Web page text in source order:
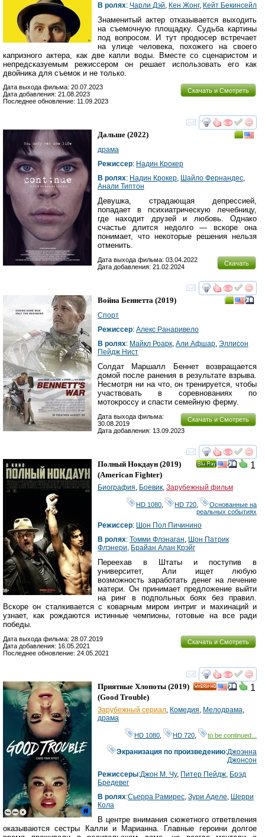
В ролях: Чарли Дэй Кен Жонг, Кейт Бекинсейл
Знаменитый актер отказывается выходить
на съемочную площадку. Судьба картины
под вопросом. И тут продюсер встречает
на улице человека, похожего на своего
капризного актера, как две капли воды. Вместе со сценаристом и
непредсказуемым режиссером он решает использовать его как
двойника для съемок и не только.
Скачать и Смотреть
Дата выхода фильма: 20.07.2023
Дата добавления: 21.08.2023
Последнее обновление: 11.09.2023
смотреть
Дальше (2022)
драма
Режиссер: Надин Крокер
В ролях: Надин Крокер, Шайло Фернандес,
Анали Типтон
Девушка, страдающая депрессией,
попадает в психиатрическую лечебницу,
где находит друзей и любовь. Однако
счастье длится недолго — вскоре она
понимает, что некоторые решения нельзя
отменить.
Скачать
Дата выхода фильма: 03.04.2022
Дата добавления: 21.02.2024
смотреть
Война Беннетта (2019)
Спорт
Режиссер: Алекс Ранаривело
В ролях: Майкл Роарк, Али Афшар, Эллисон
Пейдж Нист
Солдат Маршалл Беннет возвращается
домой после ранения в результате взрыва.
Несмотря ни на что, он тренируется, чтобы
участвовать в соревнованиях по
мотокроссу и спасти семейную ферму.
Скачать и Смотреть
Дата выхода фильма:
30.08.2019
Дата добавления: 13.09.2023
смотреть
1
Полный Нокдаун (2019)
(American Fighter)
Биография, Боевик, Зарубежный фильм
HD 1080 HD 720
Основанные на
реальных событиях
Режиссер: Шон Пол Пичинино
В ролях: Томми Флэнаган, Шон Патрик
Флэнери, Брайан Алан Крэйг
Переехав в Штаты и поступив в
университет, Али ищет любую
возможность заработать денег на лечение
матери. Он принимает предложение выйти
на ринг в подпольных боях без правил.
Вскоре он сталкивается с коварным миром интриг и махинаций и
узнает, как рождаются истинные чемпионы, готовые на все ради
победы.
Скачать и Смотреть
Дата выхода фильма: 28.07.2019
Дата добавления: 16.05.2021
Последнее обновление: 24.05.2021
смотреть
1
Приятные Хлопоты (2019)
(Good Trouble)
Зарубежный сериал Комедия Мелодрама
драма
HD 1080 HD 720 to be continued...
Экранизация по произведению:Джоэнна
Джонсон
Режиссеры:Джон М. Чу, Питер Пейдж Брэд
Бредевег
В ролях:Сьерра Рамирес Зури Аделе Шерри
Кола
В центре внимания сюжетного ответвления
оказываются сестры Калли и Марианна. Главные героини долгое